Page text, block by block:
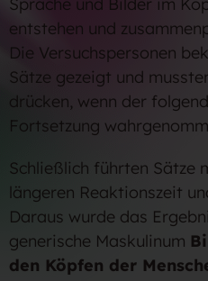
entstehen und
Die Versuchspersonen
Sätze gezeigt und
drücken, wenn der
Fortsetzung
Schließlich führten Sätze
längeren Reaktionszeit
Daraus wurde das
generische Maskulinum
den Köpfen der